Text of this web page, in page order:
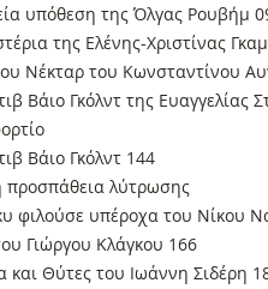
υπόθεση της Όλγας Ρουβήμ
της Ελένης-Χριστίνας
Νέκταρ του Κωνσταντίνου
Βάιο Γκόλντ της Ευαγγελίας
Βάιο Γκόλντ 144
προσπάθεια λύτρωσης
φιλούσε υπέροχα του Νίκου
Γιώργου Κλάγκου 166
και Θύτες του Ιωάννη Σιδέρη